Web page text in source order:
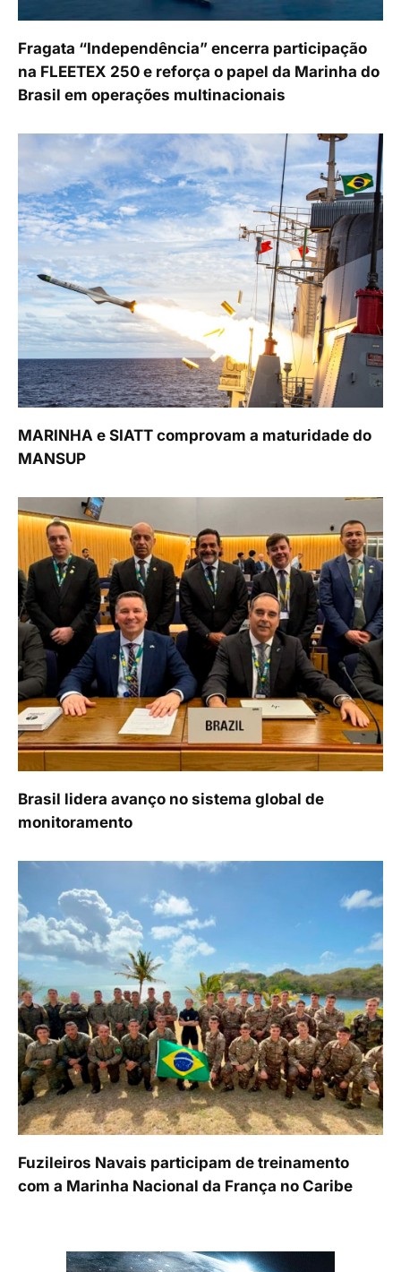
Fragata “Independência” encerra participação
na FLEETEX 250 e reforça o papel da Marinha do
Brasil em operações multinacionais
MARINHA e SIATT comprovam a maturidade do
MANSUP
Brasil lidera avanço no sistema global de
monitoramento
Fuzileiros Navais participam de treinamento
com a Marinha Nacional da França no Caribe